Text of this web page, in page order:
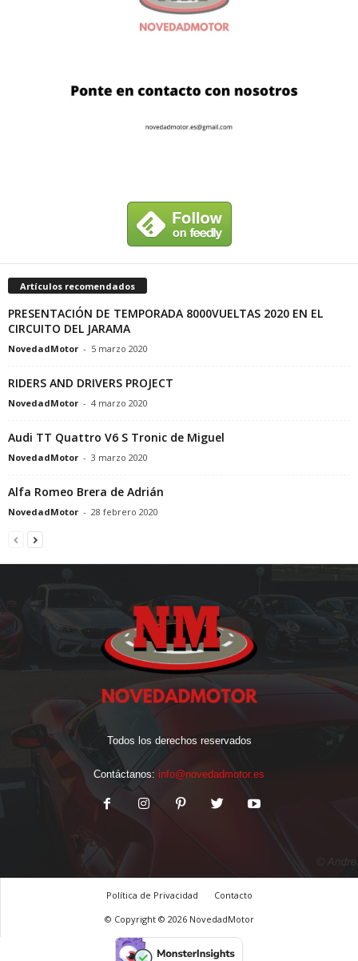
Artículos recomendados
PRESENTACIÓN DE TEMPORADA 8000VUELTAS 2020 EN EL
CIRCUITO DEL JARAMA
NovedadMotor - 5 marzo 2020
RIDERS AND DRIVERS PROJECT
NovedadMotor - 4 marzo 2020
Audi TT Quattro V6 S Tronic de Miguel
NovedadMotor - 3 marzo 2020
Alfa Romeo Brera de Adrián
NovedadMotor - 28 febrero 2020
Todos los derechos reservados
Contáctanos: info@novedadmotor.es
Política de Privacidad
Contacto
© Copyright © 2026 NovedadMotor